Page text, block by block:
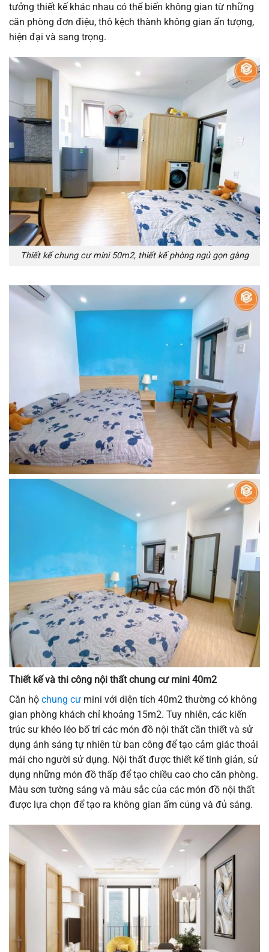
tưởng thiết kế khác nhau có thể biến không gian từ những
căn phòng đơn điệu, thô kệch thành không gian ấn tượng,
hiện đại và sang trọng.
Thiết kế chung cư mini 50m2, thiết kế phòng ngủ gọn gàng
Thiết kế và thi công nội thất chung cư mini 40m2
Căn hộ chung cư mini với diện tích 40m2 thường có không
gian phòng khách chỉ khoảng 15m2. Tuy nhiên, các kiến
trúc sư khéo léo bố trí các món đồ nội thất cần thiết và sử
dụng ánh sáng tự nhiên từ ban công để tạo cảm giác thoải
mái cho người sử dụng. Nội thất được thiết kế tinh giản, sử
dụng những món đồ thấp để tạo chiều cao cho căn phòng.
Màu sơn tường sáng và màu sắc của các món đồ nội thất
được lựa chọn để tạo ra không gian ấm cúng và đủ sáng.